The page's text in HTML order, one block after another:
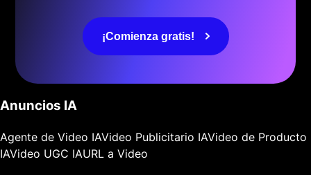
¡Comienza gratis!
Anuncios IA
Agente de Video IAVideo Publicitario IAVideo de Producto
IAVideo UGC IAURL a Video